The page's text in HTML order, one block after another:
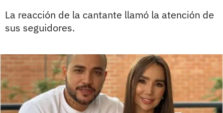
La reacción de la cantante llamó la atención de
sus seguidores.